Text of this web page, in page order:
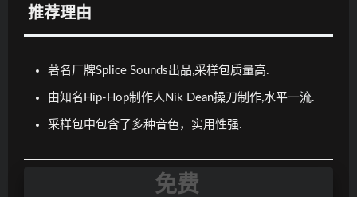
推荐理由
著名厂牌Splice Sounds出品,采样包质量高.
由知名Hip-Hop制作人Nik Dean操刀制作,水平一流.
采样包中包含了多种音色，实用性强.
免费